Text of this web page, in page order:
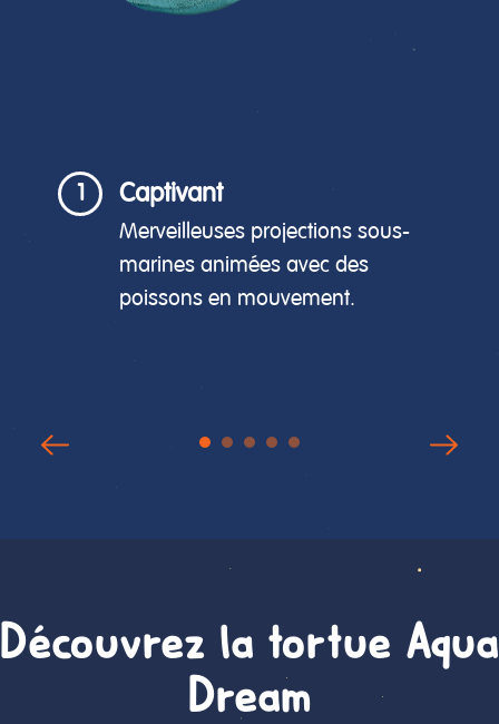
1 Captivant
Merveilleuses projections sous-
marines animées avec des
poissons en mouvement.
Découvrez la tortue Aqua
Dream